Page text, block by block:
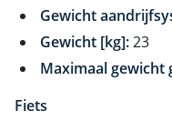
Gewicht
Gewicht [kg]:23
Maximaal gewicht
Fiets